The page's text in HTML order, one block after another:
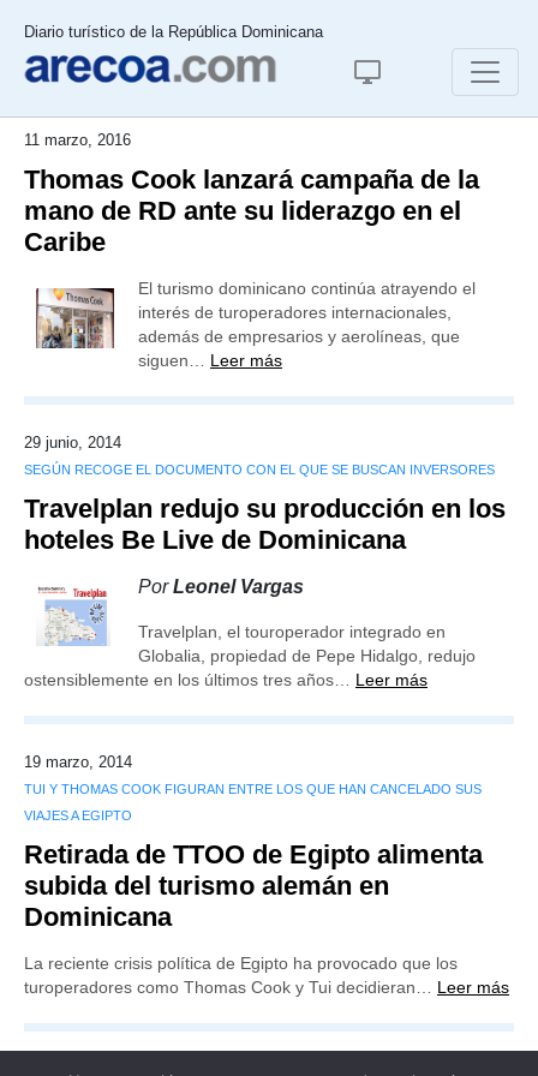
Diario turístico de la República Dominicana
11 marzo, 2016
Thomas Cook lanzará campaña de la
mano de RD ante su liderazgo en el
Caribe
El turismo dominicano continúa atrayendo el
interés de turoperadores internacionales,
además de empresarios y aerolíneas, que
siguen… Leer más
29 junio, 2014
SEGÚN RECOGE EL DOCUMENTO CON EL QUE SE BUSCAN INVERSORES
Travelplan redujo su producción en los
hoteles Be Live de Dominicana
PorLeonel Vargas
Travelplan, el touroperador integrado en
Globalia, propiedad de Pepe Hidalgo, redujo
ostensiblemente en los últimos tres años… Leer más
19 marzo, 2014
TUI Y THOMAS COOK FIGURAN ENTRE LOS QUE HAN CANCELADO SUS
VIAJES A EGIPTO
Retirada de TTOO de Egipto alimenta
subida del turismo alemán en
Dominicana
La reciente crisis política de Egipto ha provocado que los
turoperadores como Thomas Cook y Tui decidieran… Leer más